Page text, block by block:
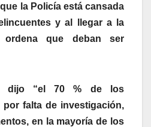
la Policía está cansada
y al llegar a la
que deban ser
dijo “el 70 % de los
por falta de investigación,
en la mayoría de los